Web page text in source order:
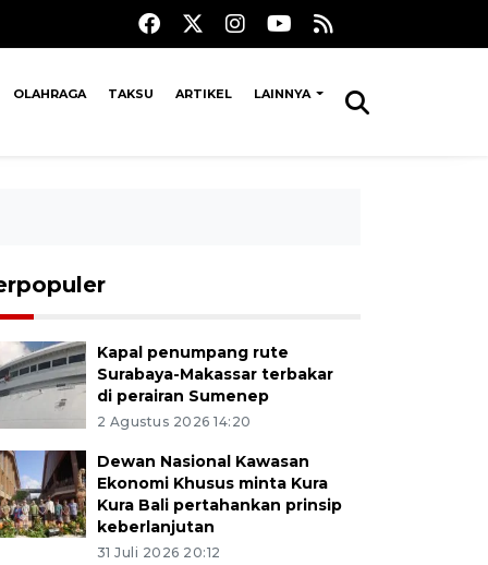
OLAHRAGA TAKSU ARTIKEL LAINNYA
Kapal penumpang rute
Surabaya-Makassar terbakar
di perairan Sumenep
2 Agustus 2026 14:20
Dewan Nasional Kawasan
Ekonomi Khusus minta Kura
Kura Bali pertahankan prinsip
keberlanjutan
31 Juli 2026 20:12